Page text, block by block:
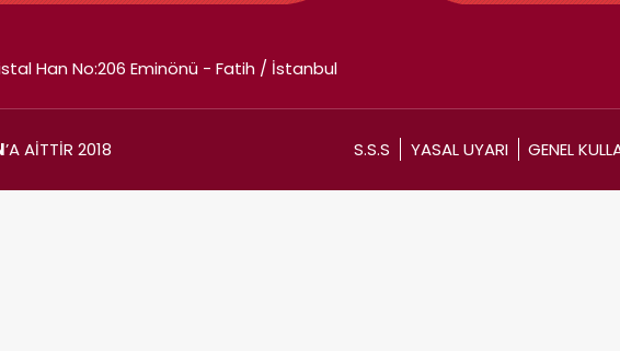
Han No:206 Eminönü - Fatih / İstanbul
’A AİTTİR 2018 S.S.S YASAL UYARI GENEL